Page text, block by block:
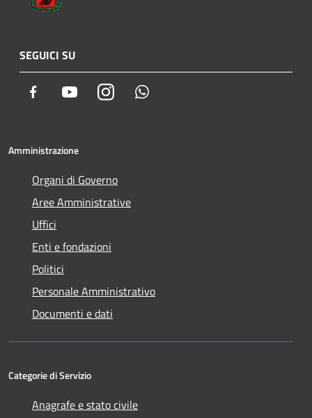
SEGUICI SU
Facebook YoutubeInstagram
Amministrazione
Organi di Governo
Aree Amministrative
Uffici
Enti e fondazioni
Politici
Personale Amministrativo
Documenti e dati
Categorie di Servizio
Anagrafe e stato civile